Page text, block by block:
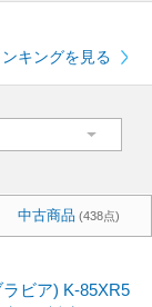
キングを見る
中古商品 (438点)
ビア) K-85XR5